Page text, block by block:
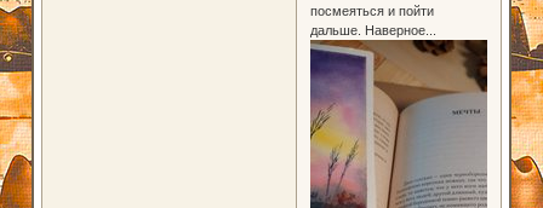
посмеяться и пойти
дальше. Наверное...